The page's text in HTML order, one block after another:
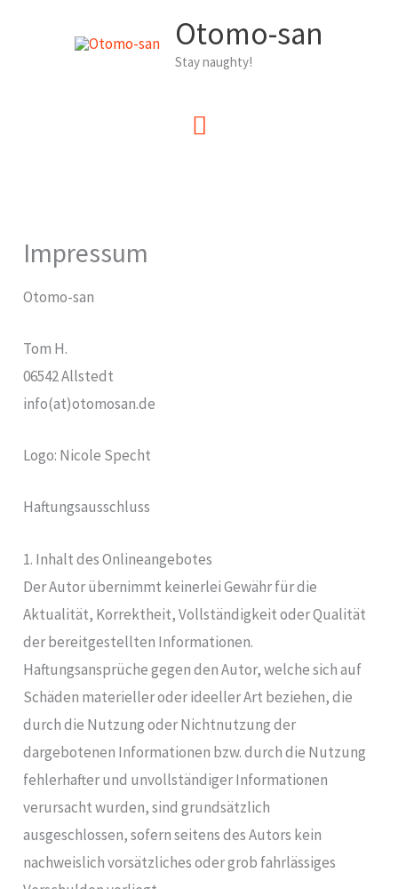
Otomo-san
Stay naughty!
Hauptmenü
Impressum
Otomo-san
Tom H.
06542 Allstedt
info(at)otomosan.de
Logo: Nicole Specht
Haftungsausschluss
1. Inhalt des Onlineangebotes
Der Autor übernimmt keinerlei Gewähr für die
Aktualität, Korrektheit, Vollständigkeit oder Qualität
der bereitgestellten Informationen.
Haftungsansprüche gegen den Autor, welche sich auf
Schäden materieller oder ideeller Art beziehen, die
durch die Nutzung oder Nichtnutzung der
dargebotenen Informationen bzw. durch die Nutzung
fehlerhafter und unvollständiger Informationen
verursacht wurden, sind grundsätzlich
ausgeschlossen, sofern seitens des Autors kein
nachweislich vorsätzliches oder grob fahrlässiges